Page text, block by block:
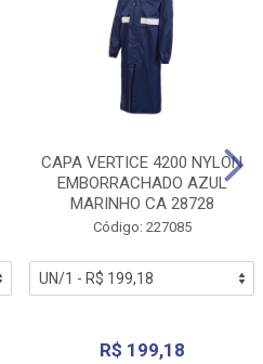
CAPA VERTICE 4200 NYLON
EMBORRACHADO AZUL
MARINHO CA 28728
Código: 227085
R$ 199,18